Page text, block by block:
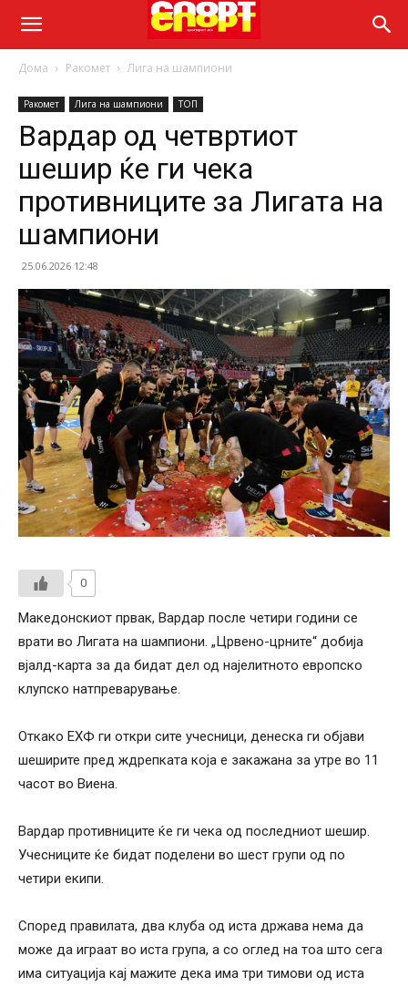
Дома Ракомет Лига на шампиони
Ракомет Лига на шампиони ТОП
Вардар од четвртиот
шешир ќе ги чека
противниците за Лигата на
шампиони
25.06.2026 12:48
0
Македонскиот првак, Вардар после четири години се
врати во Лигата на шампиони. „Црвено-црните“ добија
вјалд-карта за да бидат дел од најелитното европско
клупско натпреварување.
Откако ЕХФ ги откри сите учесници, денеска ги објави
шеширите пред ждрепката која е закажана за утре во 11
часот во Виена.
Вардар противниците ќе ги чека од последниот шешир.
Учесниците ќе бидат поделени во шест групи од по
четири екипи.
Според правилата, два клуба од иста држава нема да
може да играат во иста група, а со оглед на тоа што сега
има ситуација кај мажите дека има три тимови од иста